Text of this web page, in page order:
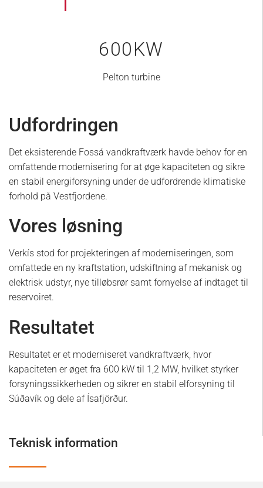
600KW
Pelton turbine
Udfordringen
Det eksisterende Fossá vandkraftværk havde behov for en
omfattende modernisering for at øge kapaciteten og sikre
en stabil energiforsyning under de udfordrende klimatiske
forhold på Vestfjordene.
Vores løsning
Verkís stod for projekteringen af moderniseringen, som
omfattede en ny kraftstation, udskiftning af mekanisk og
elektrisk udstyr, nye tilløbsrør samt fornyelse af indtaget til
reservoiret.
Resultatet
Resultatet er et moderniseret vandkraftværk, hvor
kapaciteten er øget fra 600 kW til 1,2 MW, hvilket styrker
forsyningssikkerheden og sikrer en stabil elforsyning til
Súðavík og dele af Ísafjörður.
Teknisk information